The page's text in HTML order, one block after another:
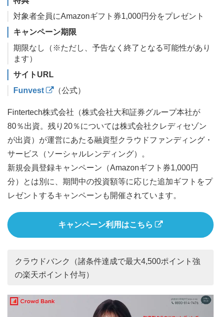
対象者全員にAmazonギフト券1,000円分をプレゼント
キャンペーン期限
期限なし（※ただし、予告なく終了となる可能性があり
ます）
サイトURL
Funvest
（公式）
Fintertech株式会社（株式会社大和証券グループ本社が
80％出資。残り20％については株式会社クレディセゾン
が出資）が運営にあたる融資型クラウドファンディング・
サービス（ソーシャルレンディング）。
新規会員登録キャンペーン（Amazonギフト券1,000円
分）とは別に、期間中の投資額等に応じた追加ギフトをプ
レゼントするキャンペーンも開催されています。
キャンペーン利用はこちら
クラウドバンク（諸条件達成で最大4,500ポイント強
の楽天ポイント付与）